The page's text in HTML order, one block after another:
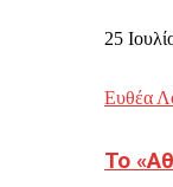
25
Ευθέα
Το